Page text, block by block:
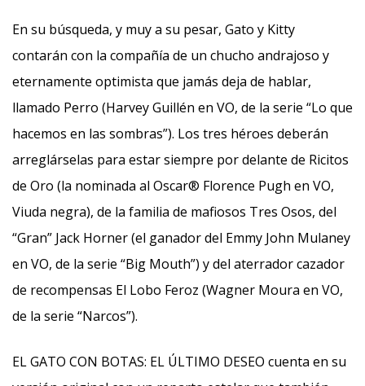
En su búsqueda, y muy a su pesar, Gato y Kitty
contarán con la compañía de un chucho andrajoso y
eternamente optimista que jamás deja de hablar,
llamado Perro (Harvey Guillén en VO, de la serie “Lo que
hacemos en las sombras”). Los tres héroes deberán
arreglárselas para estar siempre por delante de Ricitos
de Oro (la nominada al Oscar® Florence Pugh en VO,
Viuda negra), de la familia de mafiosos Tres Osos, del
“Gran” Jack Horner (el ganador del Emmy John Mulaney
en VO, de la serie “Big Mouth”) y del aterrador cazador
de recompensas El Lobo Feroz (Wagner Moura en VO,
de la serie “Narcos”).
EL GATO CON BOTAS: EL ÚLTIMO DESEO cuenta en su